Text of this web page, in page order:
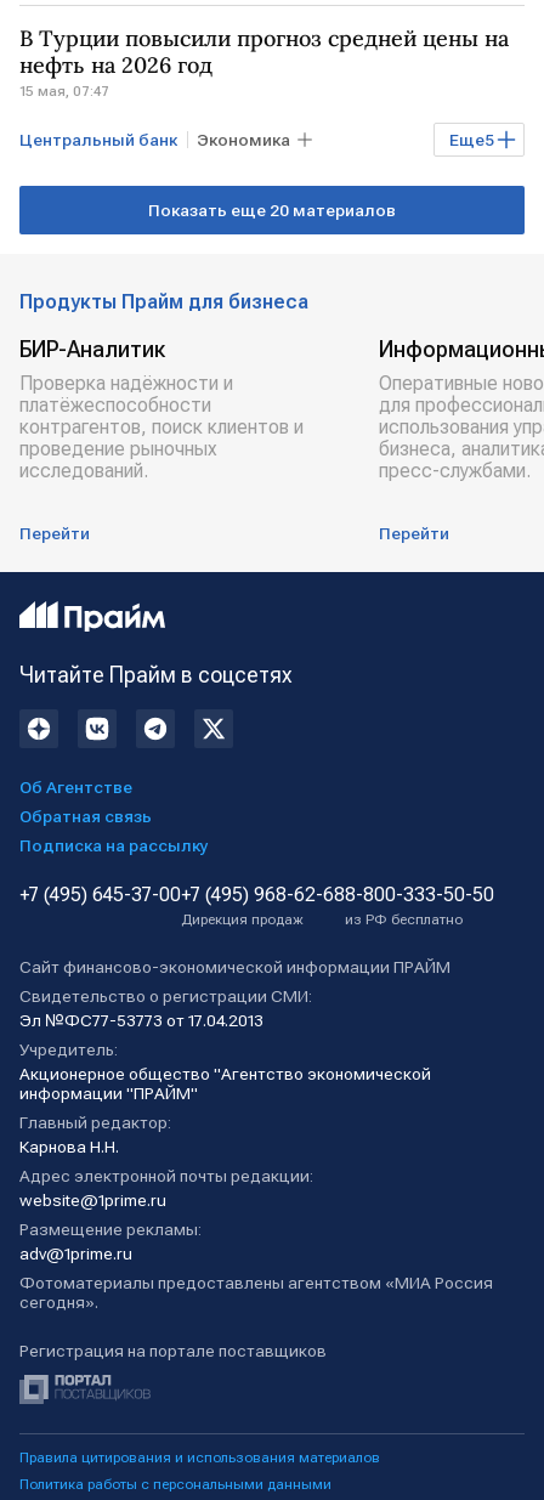
Экономика центральные банки
Сбербанк
В Турции повысили прогноз средней цены на
нефть на 2026 год
15 мая, 07:47
Еще5
Центральный банк Экономика
Мировая экономика ИРАН
Показать еще 20 материалов
Продукты Прайм для бизнеса
БИР-Аналитик
Проверка надёжности и
платёжеспособности
контрагентов, поиск клиентов и
проведение рыночных
исследований.
Перейти
Оперативные
для
использования
бизнеса,
пресс-службами.
Перейти
Читайте Прайм в соцсетях
Об Агентстве
Обратная связь
Подписка на рассылку
+7 (495) 645-37-00+7 (495) 968-62-68
Дирекция продаж
8-800-333-50-50
из РФ бесплатно
Сайт финансово-экономической информации ПРАЙМ
Свидетельство о регистрации СМИ:
Эл №ФС77-53773 от 17.04.2013
Учредитель:
Акционерное общество "Агентство экономической
информации "ПРАЙМ"
Главный редактор:
Карнова Н.Н.
Адрес электронной почты редакции:
website@1prime.ru
Размещение рекламы:
adv@1prime.ru
Фотоматериалы предоставлены агентством «МИА Россия
сегодня».
Регистрация на портале поставщиков
Правила цитирования и использования материалов
Политика работы с персональными данными